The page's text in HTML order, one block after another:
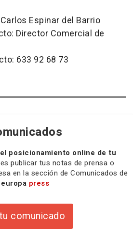
Espinar del Barrio
Director Comercial de
633 92 68 73
posicionamiento online de tu
publicar tus notas de prensa o
en la sección de Comunicados de
europa press
comunicado